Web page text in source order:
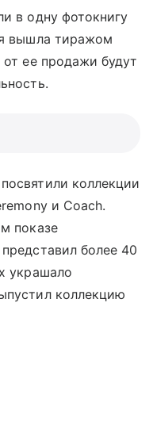
в одну фотокнигу
вышла тиражом
ее продажи будут
коллекции
и Coach.
показе
более 40
украшало
коллекцию